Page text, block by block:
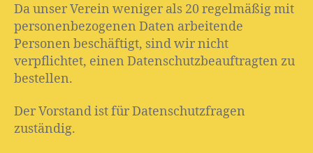
Da unser Verein weniger als 20 regelmäßig mit
personenbezogenen Daten arbeitende
Personen beschäftigt, sind wir nicht
verpflichtet, einen Datenschutzbeauftragten zu
bestellen.
Der Vorstand ist für Datenschutzfragen
zuständig.